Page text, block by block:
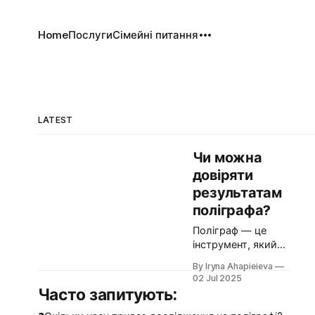
HomeПослугиСімейні питання
LATEST
Чи можна
довіряти
результатам
поліграфа?
Поліграф — це
інструмент, який
дискусії. Чи
By Iryna Ahapieieva
02 Jul 2025
Часто запитують: